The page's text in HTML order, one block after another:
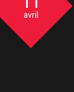
avril